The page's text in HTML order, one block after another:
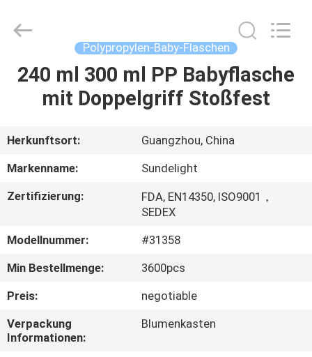
STARTSEITE
VIDEOS
ÜBER
UNS
FABRIK
TOUR
QUALITÄTSKONTROLLE
products
Ltd..
Polypropylen-Baby-Flaschen
240 ml 300 ml PP Babyflasche
mit Doppelgriff Stoßfest
Herkunftsort:
Guangzhou, China
Markenname:
Sundelight
Zertifizierung:
FDA, EN14350, ISO9001，
SEDEX
Modellnummer:
#31358
Min Bestellmenge:
3600pcs
Preis:
negotiable
Verpackung
Informationen:
Blumenkasten